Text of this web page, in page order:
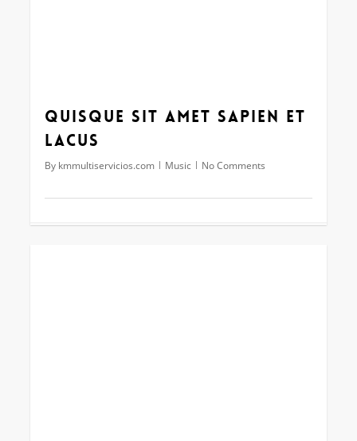
Quisque sit amet sapien et
lacus
By kmmultiservicios.com Music No Comments